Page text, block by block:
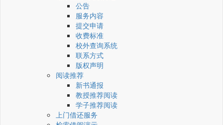
公告
服务内容
提交申请
收费标准
校外查询系统
联系方式
版权声明
阅读推荐
新书通报
教授推荐阅读
学子推荐阅读
上门借还服务